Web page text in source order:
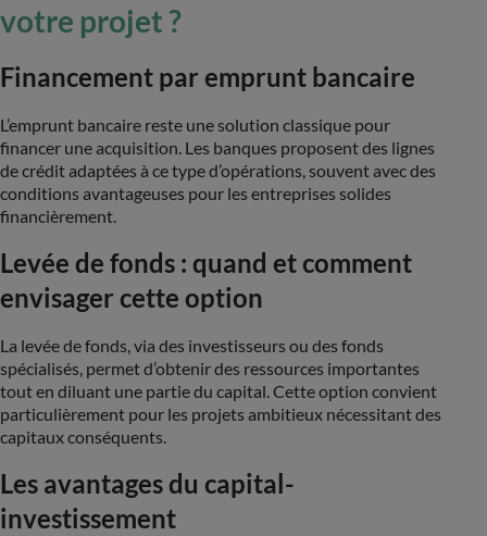
votre projet ?
Financement par emprunt bancaire
L’emprunt bancaire reste une solution classique pour
financer une acquisition. Les banques proposent des lignes
de crédit adaptées à ce type d’opérations, souvent avec des
conditions avantageuses pour les entreprises solides
financièrement​.
Levée de fonds : quand et comment
envisager cette option
La levée de fonds, via des investisseurs ou des fonds
spécialisés, permet d’obtenir des ressources importantes
tout en diluant une partie du capital. Cette option convient
particulièrement pour les projets ambitieux nécessitant des
capitaux conséquents​.
Les avantages du capital-
investissement